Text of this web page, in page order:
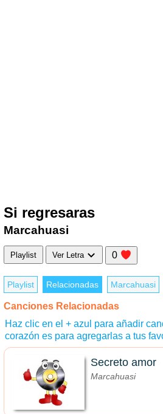
Si regresaras
Marcahuasi
Playlist Ver Letra 0
Playlist Relacionadas Marcahuasi
Canciones Relacionadas
Haz clic en el + azul para añadir
corazón es para agregarlas a tus
Secreto amor
Marcahuasi